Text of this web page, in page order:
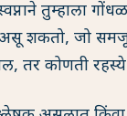
तुम्हाला
शकतो, जो
तर कोणती